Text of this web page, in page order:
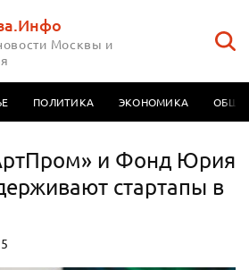
Москвы и
ПОЛИТИКА ЭКОНОМИКА
и Фонд Юрия
стартапы в